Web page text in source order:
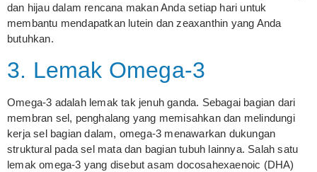
dan hijau dalam rencana makan Anda setiap hari untuk
membantu mendapatkan lutein dan zeaxanthin yang Anda
butuhkan.
3. Lemak Omega-3
Omega-3 adalah lemak tak jenuh ganda. Sebagai bagian dari
membran sel, penghalang yang memisahkan dan melindungi
kerja sel bagian dalam, omega-3 menawarkan dukungan
struktural pada sel mata dan bagian tubuh lainnya. Salah satu
lemak omega-3 yang disebut asam docosahexaenoic (DHA)